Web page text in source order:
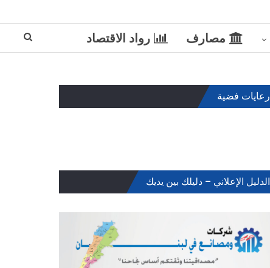
مصارف رواد الاقتصاد
رعايات فضية
الدليل الإعلاني – دليلك بين يديك